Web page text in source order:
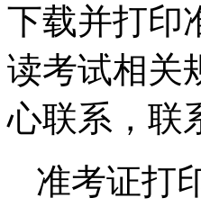
下载并打印
读考试相关
心联系，联
准考证打